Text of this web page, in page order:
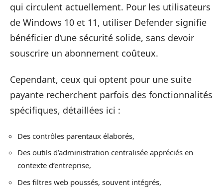
qui circulent actuellement. Pour les utilisateurs
de Windows 10 et 11, utiliser Defender signifie
bénéficier d’une sécurité solide, sans devoir
souscrire un abonnement coûteux.
Cependant, ceux qui optent pour une suite
payante recherchent parfois des fonctionnalités
spécifiques, détaillées ici :
Des contrôles parentaux élaborés,
Des outils d’administration centralisée appréciés en
contexte d’entreprise,
Des filtres web poussés, souvent intégrés,